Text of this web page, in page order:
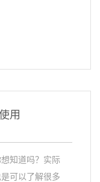
用
知道吗？实际
可以了解很多